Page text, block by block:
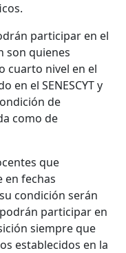
participar en el
son quienes
cuarto nivel en el
en el SENESCYT y
de
como de
que
en fechas
condición serán
participar en
siempre que
establecidos en la